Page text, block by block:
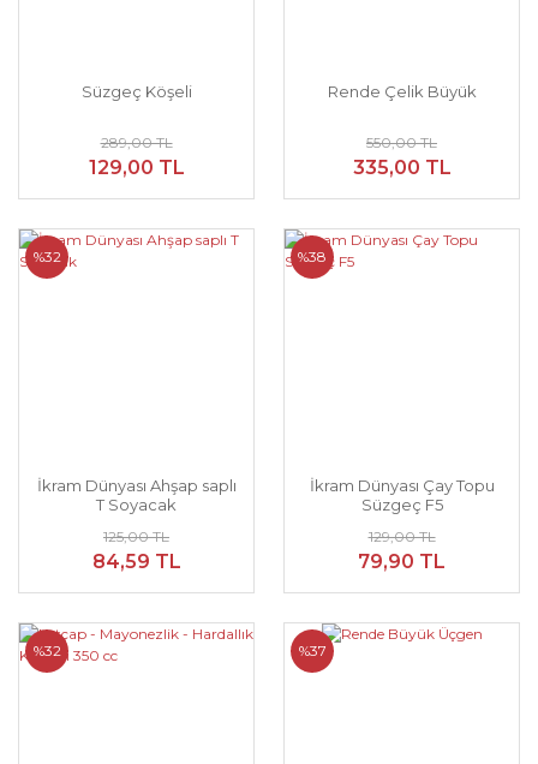
Süzgeç Köşeli
289,00 TL
129,00 TL
Rende Çelik Büyük
550,00 TL
335,00 TL
%32
İkram Dünyası Ahşap saplı
T Soyacak
125,00 TL
84,59 TL
%38
İkram Dünyası Çay Topu
Süzgeç F5
129,00 TL
79,90 TL
%32 %37